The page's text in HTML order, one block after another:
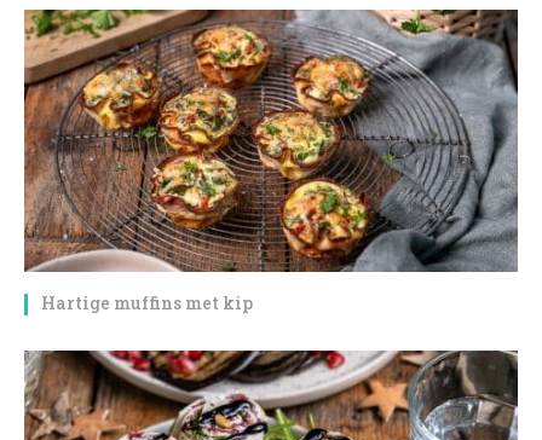
Hartige muffins met kip